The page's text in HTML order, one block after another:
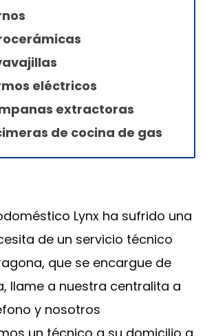
eléctricos
extractoras
de cocina de gas
Lynx ha sufrido una
de un servicio técnico
que se encargue de
llame a nuestra centralita a
y nosotros